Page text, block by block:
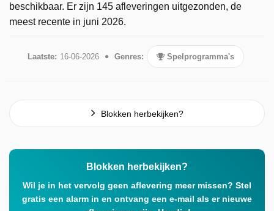
beschikbaar. Er zijn 145 afleveringen uitgezonden, de
meest recente in juni 2026.
Laatste: 16-06-2026 Genres: Spelprogramma's
Blokken herbekijken?
Blokken herbekijken?
Wil je in het vervolg geen aflevering meer missen? Stel
gratis een alarm in en ontvang een e-mail als er nieuwe